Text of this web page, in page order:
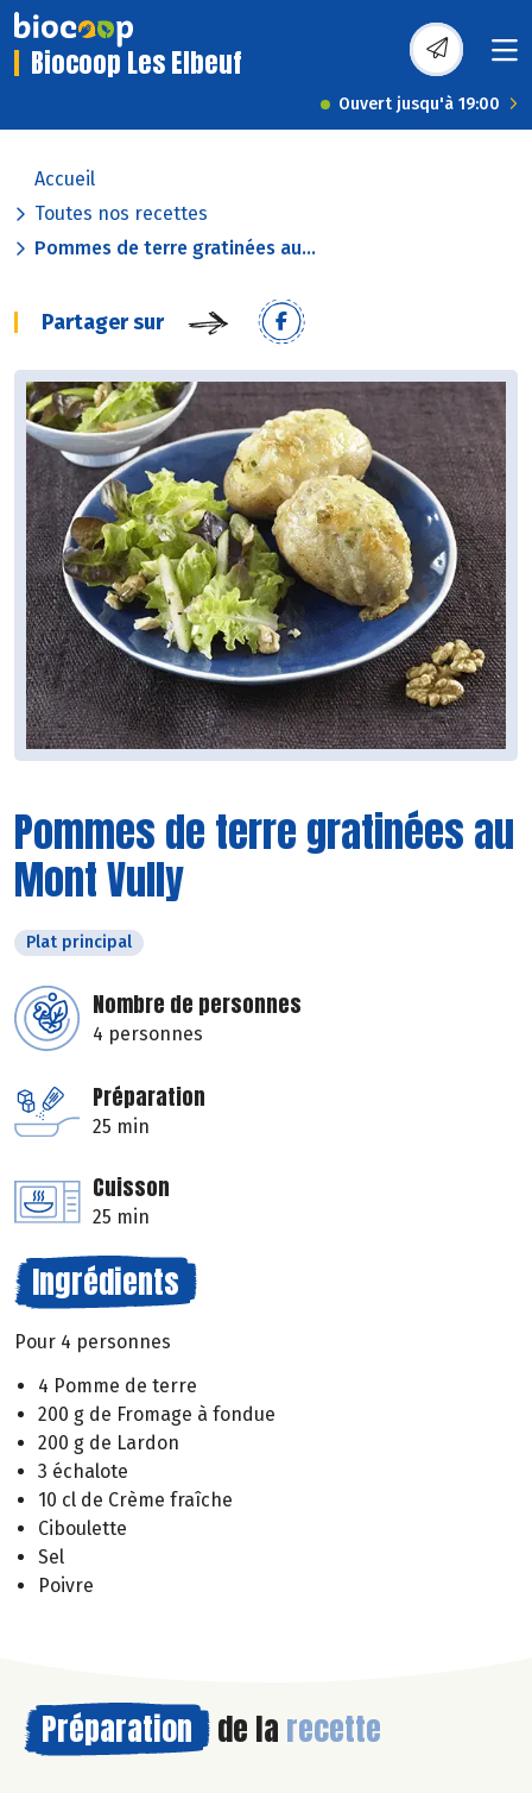
Biocoop Les Elbeuf
Ouvert jusqu'à 19:00
Accueil
Toutes nos recettes
Pommes de terre gratinées au...
Partager sur
Pommes de terre gratinées au
Mont Vully
Plat principal
Nombre de personnes
4 personnes
Préparation
25 min
Cuisson
25 min
Ingrédients
Pour 4 personnes
4 Pomme de terre
200 g de Fromage à fondue
200 g de Lardon
3 échalote
10 cl de Crème fraîche
Ciboulette
Sel
Poivre
Préparation de la recette